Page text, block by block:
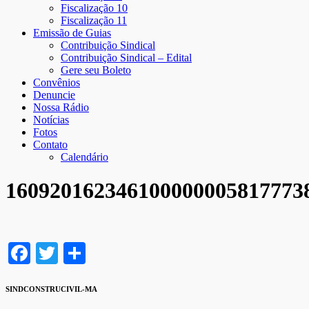
Fiscalização 10
Fiscalização 11
Emissão de Guias
Contribuição Sindical
Contribuição Sindical – Edital
Gere seu Boleto
Convênios
Denuncie
Nossa Rádio
Notícias
Fotos
Contato
Calendário
Facebook
Twitter
SINDCONSTRUCIVIL-MA